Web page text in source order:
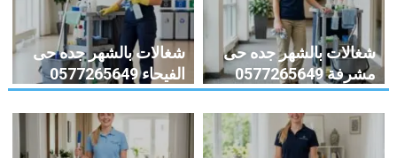
شغالات بالشهر جده حى
مشرفة 0577265649
شغالات بالشهر جده حى
الفيحاء 0577265649